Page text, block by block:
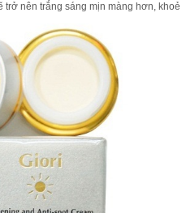
trở nên trắng sáng mịn màng hơn, khoẻ
Bộ Mỹ Phẩm Kayoko Plus Chính Hãng
2,900,000 VND
2,500,000 VND
Mua hàng